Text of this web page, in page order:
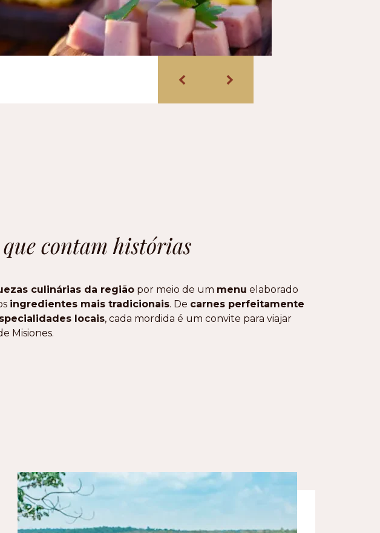
que contam histórias
culinárias da região por meio de um menu elaborado
ingredientes mais tradicionais. De carnes perfeitamente
locais, cada mordida é um convite para viajar
Misiones.